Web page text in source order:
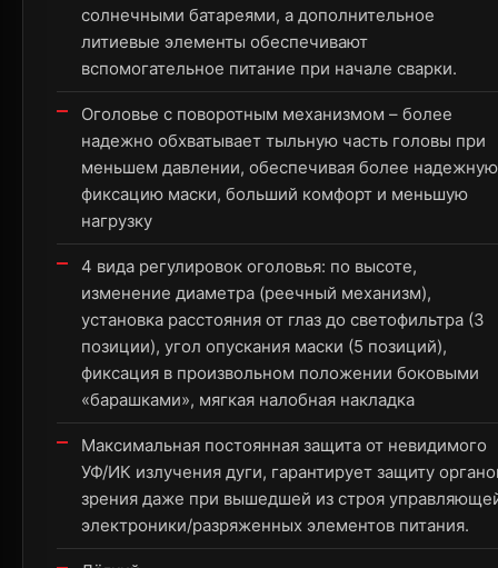
солнечными батареями, а дополнительное
литиевые элементы обеспечивают
вспомогательное питание при начале сварки.
Оголовье с поворотным механизмом – более
надежно обхватывает тыльную часть головы при
меньшем давлении, обеспечивая более надежную
фиксацию маски, больший комфорт и меньшую
нагрузку
4 вида регулировок оголовья: по высоте,
изменение диаметра (реечный механизм),
установка расстояния от глаз до светофильтра (3
позиции), угол опускания маски (5 позиций),
фиксация в произвольном положении боковыми
«барашками», мягкая налобная накладка
Максимальная постоянная защита от невидимого
УФ/ИК излучения дуги, гарантирует защиту
зрения даже при вышедшей из строя
электроники/разряженных элементов питания.